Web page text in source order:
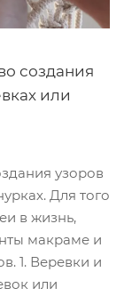
создания
или
узоров
Для того
в жизнь,
макраме и
1. Веревки и
или